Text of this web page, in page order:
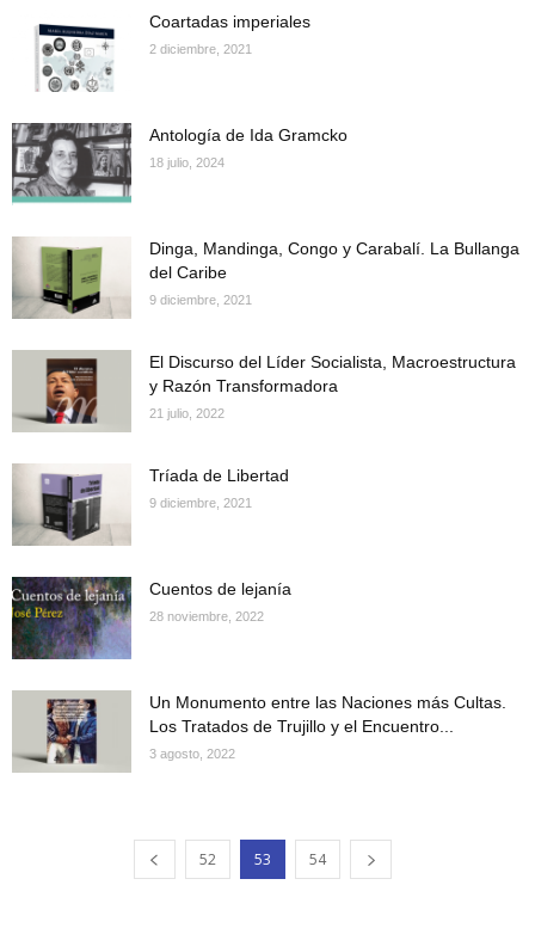
Coartadas imperiales
2 diciembre, 2021
Antología de Ida Gramcko
18 julio, 2024
Dinga, Mandinga, Congo y Carabalí. La Bullanga
del Caribe
9 diciembre, 2021
El Discurso del Líder Socialista, Macroestructura
y Razón Transformadora
21 julio, 2022
Tríada de Libertad
9 diciembre, 2021
Cuentos de lejanía
28 noviembre, 2022
Un Monumento entre las Naciones más Cultas.
Los Tratados de Trujillo y el Encuentro...
3 agosto, 2022
52 53 54